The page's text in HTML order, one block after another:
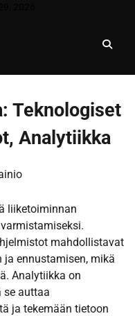
Teknologiset
Analytiikka
liiketoiminnan
mahdollistavat
ja ennustamisen, mikä
Analytiikka on
se auttaa
ja tekemään tietoon